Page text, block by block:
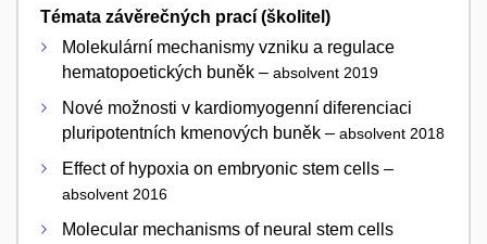
Témata závěrečných prací (školitel)
Molekulární mechanismy vzniku a regulace
hematopoetických buněk – absolvent 2019
Nové možnosti v kardiomyogenní diferenciaci
pluripotentních kmenových buněk – absolvent 2018
Effect of hypoxia on embryonic stem cells –
absolvent 2016
Molecular mechanisms of neural stem cells